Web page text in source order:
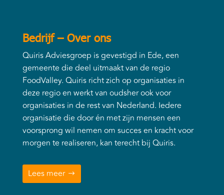
Bedrijf – Over ons
Quiris Adviesgroep is gevestigd in Ede, een
gemeente die deel uitmaakt van de regio
FoodValley. Quiris richt zich op organisaties in
deze regio en werkt van oudsher ook voor
organisaties in de rest van Nederland. Iedere
organisatie die door én met zijn mensen een
voorsprong wil nemen om succes en kracht voor
morgen te realiseren, kan terecht bij Quiris.
Lees meer